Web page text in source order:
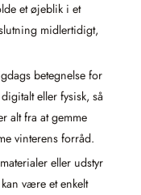
et øjeblik i et
midlertidigt,
betegnelse for
eller fysisk, så
alt fra at gemme
vinterens forråd.
eller udstyr
være et enkelt